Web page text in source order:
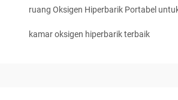
ruang Oksigen Hiperbarik Portabel
kamar oksigen hiperbarik terbaik